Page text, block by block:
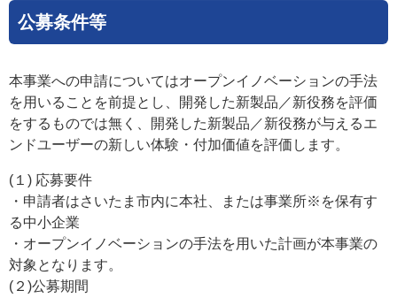
公募条件等
本事業への申請についてはオープンイノベーションの手法
を用いることを前提とし、開発した新製品／新役務を評価
をするものでは無く、開発した新製品／新役務が与えるエ
ンドユーザーの新しい体験・付加価値を評価します。
(１) 応募要件
・申請者はさいたま市内に本社、または事業所※を保有す
る中小企業
・オープンイノベーションの手法を用いた計画が本事業の
対象となります。
(２)公募期間